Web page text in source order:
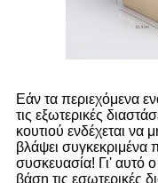
Εάν τα περιεχόμενα
τις εξωτερικές
κουτιού ενδέχεται να
βλάψει συγκεκριμένα
συσκευασία! Γι' αυτό
βάση τις εσωτερικές